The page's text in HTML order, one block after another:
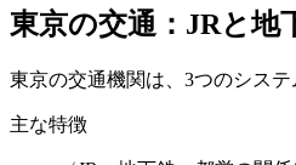
東京の交通：JRと地
東京の交通機関は、3つのシス
主な特徴